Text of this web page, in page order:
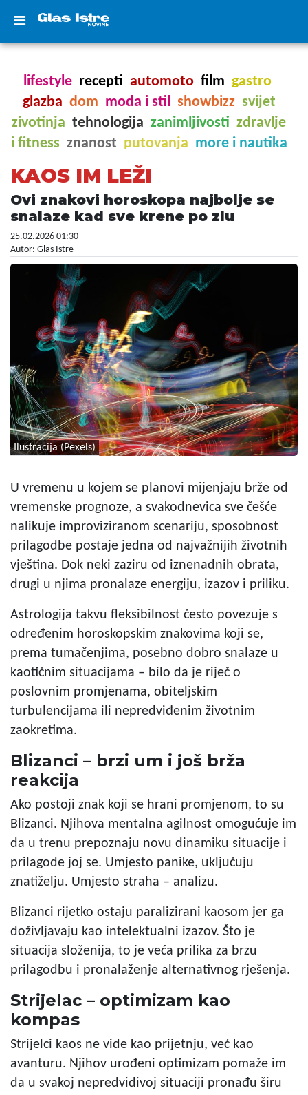
lifestyle recepti automoto film gastro
glazba dom moda i stil showbizz svijet
zivotinja tehnologija zanimljivosti zdravlje
i fitness znanost putovanja more i nautika
KAOS IM LEŽI
Ovi znakovi horoskopa najbolje se
snalaze kad sve krene po zlu
25.02.2026 01:30
Autor: Glas Istre
Ilustracija (Pexels)
U vremenu u kojem se planovi mijenjaju brže od
vremenske prognoze, a svakodnevica sve češće
nalikuje improviziranom scenariju, sposobnost
prilagodbe postaje jedna od najvažnijih životnih
vještina. Dok neki zaziru od iznenadnih obrata,
drugi u njima pronalaze energiju, izazov i priliku.
Astrologija takvu fleksibilnost često povezuje s
određenim horoskopskim znakovima koji se,
prema tumačenjima, posebno dobro snalaze u
kaotičnim situacijama – bilo da je riječ o
poslovnim promjenama, obiteljskim
turbulencijama ili nepredviđenim životnim
zaokretima.
Blizanci – brzi um i još brža
reakcija
Ako postoji znak koji se hrani promjenom, to su
Blizanci. Njihova mentalna agilnost omogućuje im
da u trenu prepoznaju novu dinamiku situacije i
prilagode joj se. Umjesto panike, uključuju
znatiželju. Umjesto straha – analizu.
Blizanci rijetko ostaju paralizirani kaosom jer ga
doživljavaju kao intelektualni izazov. Što je
situacija složenija, to je veća prilika za brzu
prilagodbu i pronalaženje alternativnog rješenja.
Strijelac – optimizam kao
kompas
Strijelci kaos ne vide kao prijetnju, već kao
avanturu. Njihov urođeni optimizam pomaže im
da u svakoj nepredvidivoj situaciji pronađu širu